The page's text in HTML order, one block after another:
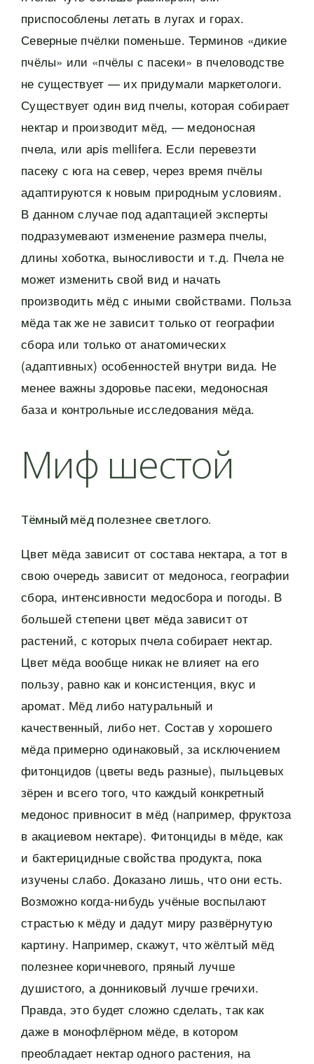
приспособлены летать в лугах и горах.
Северные пчёлки поменьше. Терминов «дикие
пчёлы» или «пчёлы с пасеки» в пчеловодстве
не существует — их придумали маркетологи.
Существует один вид пчелы, которая собирает
нектар и производит мёд, — медоносная
пчела, или apis mellifera. Если перевезти
пасеку с юга на север, через время пчёлы
адаптируются к новым природным условиям.
В данном случае под адаптацией эксперты
подразумевают изменение размера пчелы,
длины хоботка, выносливости и т.д. Пчела не
может изменить свой вид и начать
производить мёд с иными свойствами. Польза
мёда так же не зависит только от географии
сбора или только от анатомических
(адаптивных) особенностей внутри вида. Не
менее важны здоровье пасеки, медоносная
база и контрольные исследования мёда.
Миф шестой
Тёмный мёд полезнее светлого.
Цвет мёда зависит от состава нектара, а тот в
свою очередь зависит от медоноса, географии
сбора, интенсивности медосбора и погоды. В
большей степени цвет мёда зависит от
растений, с которых пчела собирает нектар.
Цвет мёда вообще никак не влияет на его
пользу, равно как и консистенция, вкус и
аромат. Мёд либо натуральный и
качественный, либо нет. Состав у хорошего
мёда примерно одинаковый, за исключением
фитонцидов (цветы ведь разные), пыльцевых
зёрен и всего того, что каждый конкретный
медонос привносит в мёд (например, фруктоза
в акациевом нектаре). Фитонциды в мёде, как
и бактерицидные свойства продукта, пока
изучены слабо. Доказано лишь, что они есть.
Возможно когда-нибудь учёные воспылают
страстью к мёду и дадут миру развёрнутую
картину. Например, скажут, что жёлтый мёд
полезнее коричневого, пряный лучше
душистого, а донниковый лучше гречихи.
Правда, это будет сложно сделать, так как
даже в монофлёрном мёде, в котором
преобладает нектар одного растения, на